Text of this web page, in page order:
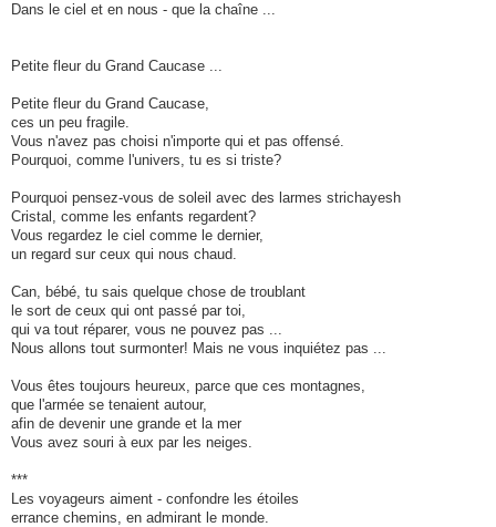
Dans le ciel et en nous - que la chaîne ...
Petite fleur du Grand Caucase ...
Petite fleur du Grand Caucase,
ces un peu fragile.
Vous n'avez pas choisi n'importe qui et pas offensé.
Pourquoi, comme l'univers, tu es si triste?
Pourquoi pensez-vous de soleil avec des larmes strichayesh
Cristal, comme les enfants regardent?
Vous regardez le ciel comme le dernier,
un regard sur ceux qui nous chaud.
Can, bébé, tu sais quelque chose de troublant
le sort de ceux qui ont passé par toi,
qui va tout réparer, vous ne pouvez pas ...
Nous allons tout surmonter! Mais ne vous inquiétez pas ...
Vous êtes toujours heureux, parce que ces montagnes,
que l'armée se tenaient autour,
afin de devenir une grande et la mer
Vous avez souri à eux par les neiges.
***
Les voyageurs aiment - confondre les étoiles
errance chemins, en admirant le monde.